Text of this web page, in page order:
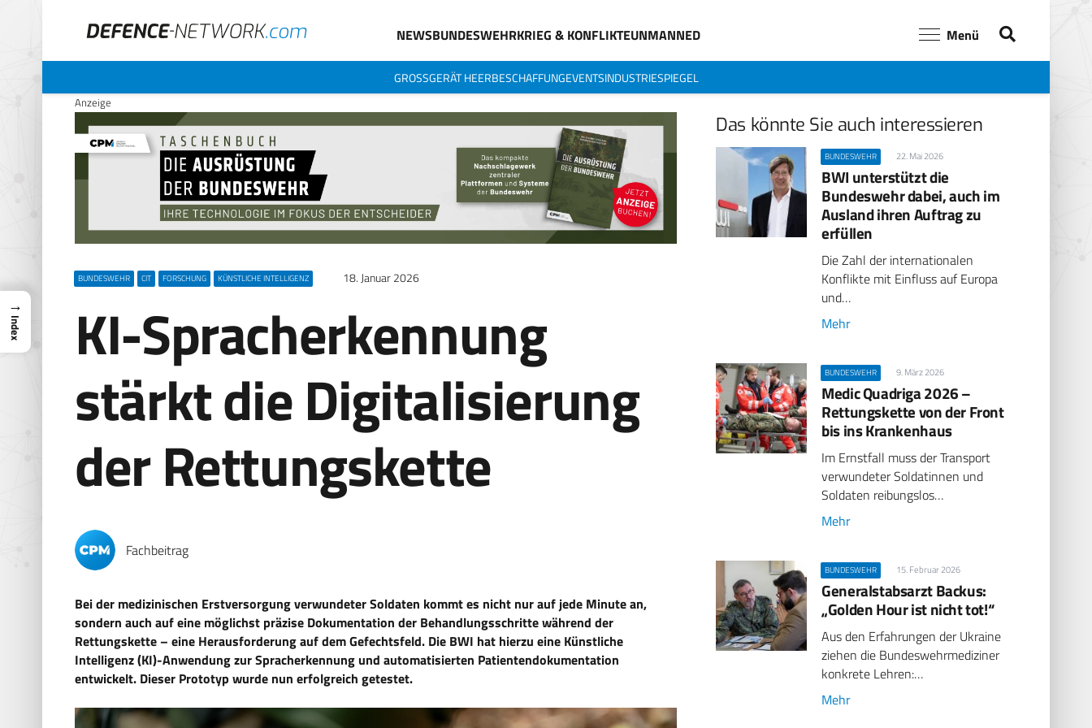
NEWSBUNDESWEHRKRIEG & KONFLIKTEUNMANNED Menü
GROSSGERÄT HEERBESCHAFFUNGEVENTSINDUSTRIESPIEGEL
Anzeige
BUNDESWEHR CIT FORSCHUNG KÜNSTLICHE INTELLIGENZ 18. Januar 2026
KI-Spracherkennung
stärkt die Digitalisierung
der Rettungskette
Fachbeitrag
Bei der medizinischen Erstversorgung verwundeter Soldaten kommt es nicht nur auf jede Minute an,
sondern auch auf eine möglichst präzise Dokumentation der Behandlungsschritte während der
Rettungskette – eine Herausforderung auf dem Gefechtsfeld. Die BWI hat hierzu eine Künstliche
Intelligenz (KI)-Anwendung zur Spracherkennung und automatisierten Patientendokumentation
entwickelt. Dieser Prototyp wurde nun erfolgreich getestet.
Das könnte Sie auch interessieren
BUNDESWEHR 22. Mai 2026
BWI unterstützt die
Bundeswehr dabei, auch im
Ausland ihren Auftrag zu
erfüllen
Die Zahl der internationalen
Konflikte mit Einfluss auf Europa
und…
Mehr
BUNDESWEHR 9. März 2026
Medic Quadriga 2026 –
Rettungskette von der Front
bis ins Krankenhaus
Im Ernstfall muss der Transport
verwundeter Soldatinnen und
Soldaten reibungslos…
Mehr
BUNDESWEHR 15. Februar 2026
Generalstabsarzt Backus:
„Golden Hour ist nicht tot!“
Aus den Erfahrungen der Ukraine
ziehen die Bundeswehrmediziner
konkrete Lehren:…
Mehr
→
Index